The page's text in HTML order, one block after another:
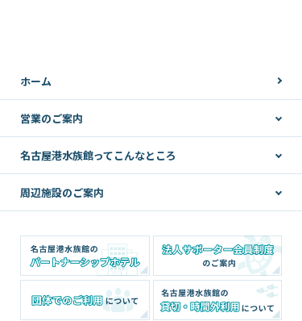
ホーム
営業のご案内
名古屋港水族館ってこんなところ
周辺施設のご案内